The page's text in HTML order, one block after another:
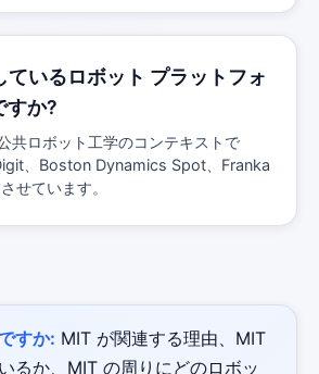
ているロボット プラットフォ
すか?
共ロボット工学のコンテキストで
、Boston Dynamics Spot、Franka
せています。
すか: MIT が関連する理由、MIT
るか、MIT の周りにどのロボッ